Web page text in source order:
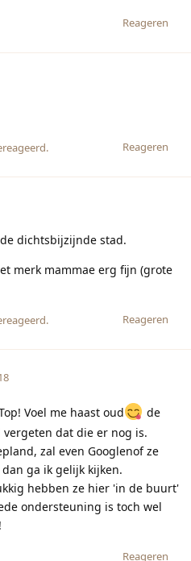
Reageren
Reageren
dichtsbijzijnde stad.
merk mammae erg fijn (grote
Reageren
Voel me haast oud
de
vergeten dat die er nog is.
zal even Googlenof ze
ga ik gelijk kijken.
hebben ze hier 'in de buurt'
ondersteuning is toch wel
Reageren